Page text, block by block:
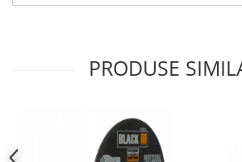
PRODUSE